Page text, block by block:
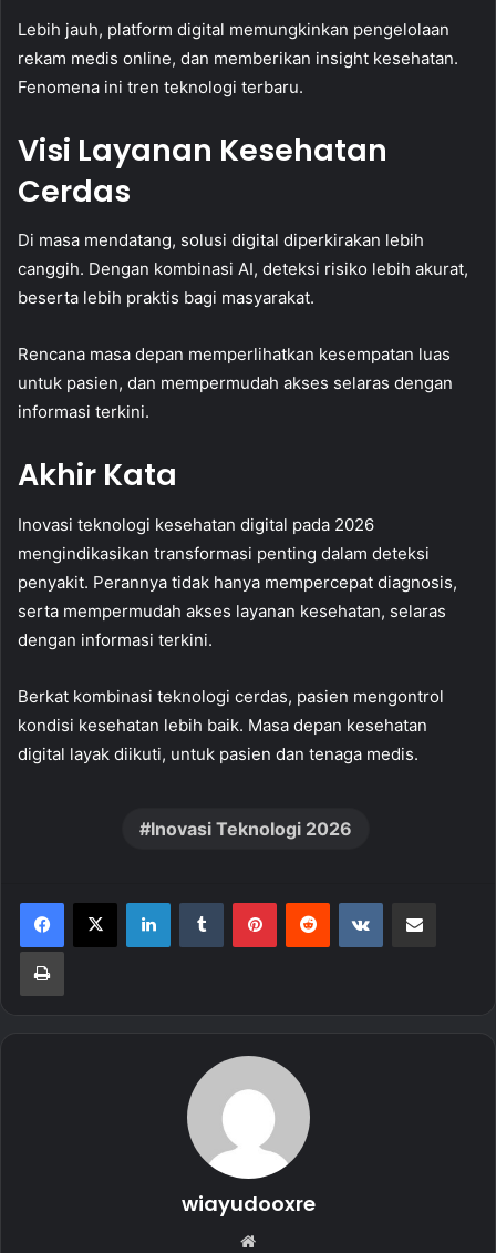
Lebih jauh, platform digital memungkinkan pengelolaan
rekam medis online, dan memberikan insight kesehatan.
Fenomena ini tren teknologi terbaru.
Visi Layanan Kesehatan
Cerdas
Di masa mendatang, solusi digital diperkirakan lebih
canggih. Dengan kombinasi AI, deteksi risiko lebih akurat,
beserta lebih praktis bagi masyarakat.
Rencana masa depan memperlihatkan kesempatan luas
untuk pasien, dan mempermudah akses selaras dengan
informasi terkini.
Akhir Kata
Inovasi teknologi kesehatan digital pada 2026
mengindikasikan transformasi penting dalam deteksi
penyakit. Perannya tidak hanya mempercepat diagnosis,
serta mempermudah akses layanan kesehatan, selaras
dengan informasi terkini.
Berkat kombinasi teknologi cerdas, pasien mengontrol
kondisi kesehatan lebih baik. Masa depan kesehatan
digital layak diikuti, untuk pasien dan tenaga medis.
Inovasi Teknologi 2026
LinkedInTumblr PinterestReddit VKontakte
Print
wiayudooxre